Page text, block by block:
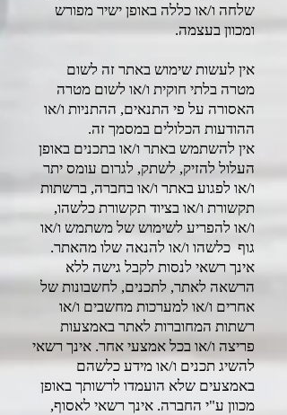
שלחה ו/או כללה באופן ישיר מפורש
ומכוון בעצמה.
אין לעשות שימוש באתר זה לשום
מטרה בלתי חוקית ו/או לשום מטרה
האסורה על פי התנאים, ההתניות ו/או
ההודעות הכלולים במסמך זה.
אין להשתמש באתר ו/או בתכנים באופן
העלול להזיק, לשתק, לגרום עומס יתר
ו/או לפגוע באתר ו/או בחברה, ברשתות
תקשורת ו/או בציוד תקשורת כלשהו,
ו/או להפריע לשימוש של משתמש ו/או
גוף כלשהו ו/או להנאה שלו מהאתר.
אינך רשאי לנסות לקבל גישה ללא
הרשאה לאתר, לתכנים, לחשבונות של
אחרים ו/או למערכות מחשבים ו/או
רשתות המחוברות לאתר באמצעות
פריצה ו/או בכל אמצעי אחר. אינך רשאי
להשיג תכנים ו/או מידע כלשהם
באמצעים שלא הועמדו לרשותך באופן
מכוון ע"י החברה. אינך רשאי לאסוף,